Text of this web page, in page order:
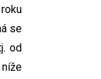
se
od